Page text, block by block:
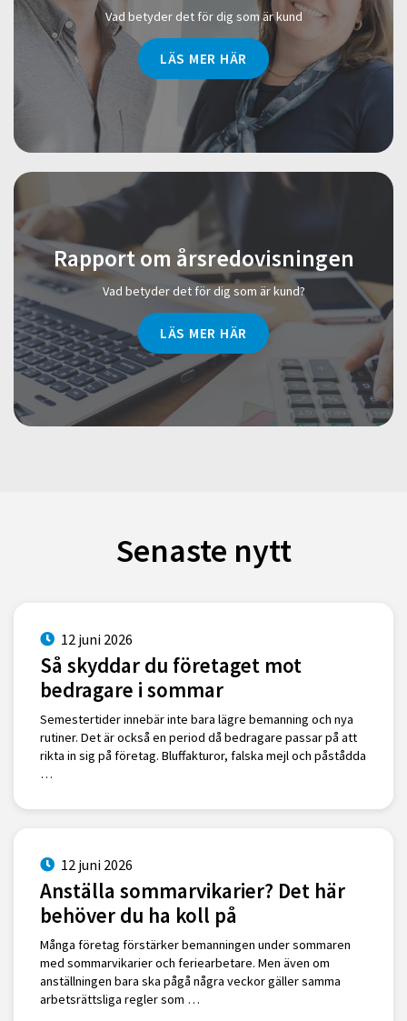
Vad betyder det för dig som är kund
LÄS MER HÄR
Rapport om årsredovisningen
Vad betyder det för dig som är kund?
LÄS MER HÄR
Senaste nytt
12 juni 2026
Så skyddar du företaget mot
bedragare i sommar
Semestertider innebär inte bara lägre bemanning och nya
rutiner. Det är också en period då bedragare passar på att
rikta in sig på företag. Bluffakturor, falska mejl och påstådda
…
12 juni 2026
Anställa sommarvikarier? Det här
behöver du ha koll på
Många företag förstärker bemanningen under sommaren
med sommarvikarier och feriearbetare. Men även om
anställningen bara ska pågå några veckor gäller samma
arbetsrättsliga regler som …